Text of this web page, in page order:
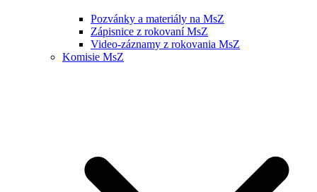
Pozvánky a materiály na MsZ
Zápisnice z rokovaní MsZ
Video-záznamy z rokovania MsZ
Komisie MsZ